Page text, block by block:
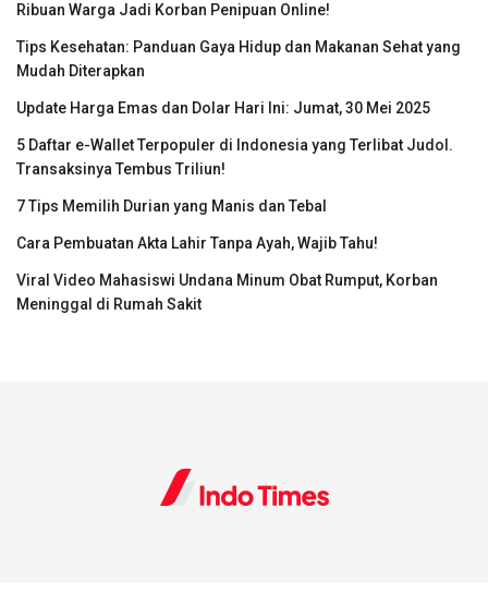
Ribuan Warga Jadi Korban Penipuan Online!
Tips Kesehatan: Panduan Gaya Hidup dan Makanan Sehat yang
Mudah Diterapkan
Update Harga Emas dan Dolar Hari Ini: Jumat, 30 Mei 2025
5 Daftar e-Wallet Terpopuler di Indonesia yang Terlibat Judol.
Transaksinya Tembus Triliun!
7 Tips Memilih Durian yang Manis dan Tebal
Cara Pembuatan Akta Lahir Tanpa Ayah, Wajib Tahu!
Viral Video Mahasiswi Undana Minum Obat Rumput, Korban
Meninggal di Rumah Sakit